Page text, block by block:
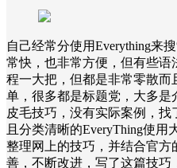
自己经常分使用Everything来
常快，也非常方便，但有些
程一大把，但都是非常零散
单，很多都是标题党，大多
皮毛技巧，没有实际案例，
且分类清晰的EveryThing使
整理网上的技巧，并结合官
善，不断改进，写了这篇技